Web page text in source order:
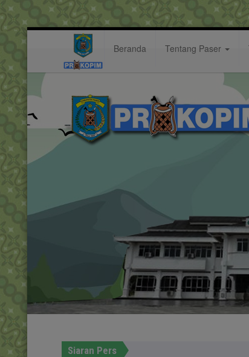
Beranda Tentang Paser
Berita:
Siaran Pers